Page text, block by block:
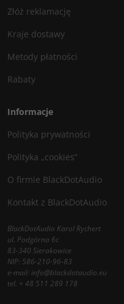
Złóż reklamację
Kraje dostawy
Metody płatności
Rabaty
Informacje
Polityka prywatności
Polityka „cookies”
O firmie BlackDotAudio
Kontakt z BlackDotAudio
BlackDotAudio Karol Rychert
ul. Podgórna 6c
83-340 Sierakowice
NIP: 586-210-96-83
e-mail:info@blackdotaudio.eu
tel. + 48 511 289 178